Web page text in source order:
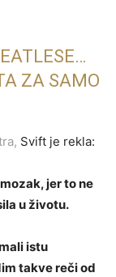
ZA SAMO
Svift je rekla:
jer to ne
u životu.
istu
takve reči od